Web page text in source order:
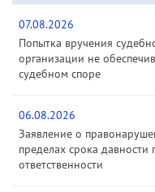
07.08.2026
Попытка вручения
организации не
судебном споре
06.08.2026
Заявление о
пределах срока
ответственности